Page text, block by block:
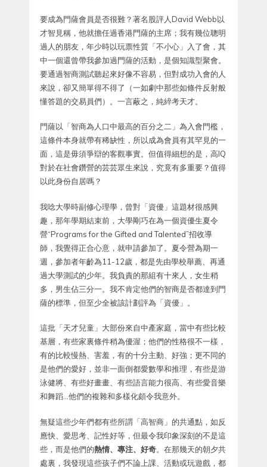
要成為門薩會員是否很難？著名股評人David Webb以
才智見稱，他就擔任過香港門薩的主席；我有幾位聰明
過人的朋友，年少時以玩票性質「不小心」入了會，其
中一個還曾帶我參加過門薩的活動，是個知識型聚會。
要通過智商測試聽起來好像不容易，但對成功入會的人
來說，卻又簡單得不得了（一如劇中那些如條件反射般
懂答題的交易員們）。一言蔽之，純綷考天才。
門薩以「智商為人口中最高的百分之二」為入會門檻，
這條件本身就帶有稀缺性，所以成為會員有其罕見的一
面，這是毋須爭辯的客觀事實。但值得細想的是，高IQ
對於在社會鑽營的芸芸眾生來說，究竟有多重要？值得
以此身份自居嗎？
我唸大學時副修心理學，曾對「資優」這題材很感興
趣，那年學期結束前，大學剛巧在為一個資優生夏令
營“Programs for the Gifted and Talented”招收導
師，我覺得正合心意，就申請參加了。夏令營為期一
週，參加者年齡為11-12歲，都是先由學校舉薦、再通
過大學測試的少年。我負責的那組有十來人，女生稍
多，男生佔三分一。我不肯定他們的智商是否都達到門
薩的標準，但至少全被該計劃評為「資優」。
這批「天才兒童」大部份來自中產家庭，當中有些比較
基層，有些家裏條件稍為優渥；他們的性格很不一樣，
有的比較慢熱、害羞，有的十分主動、好強；更不同的
是他們的愛好，並非一面倒都愛數學和推理，有些是游
泳健將、有些好畫畫、有些語言能力很高、有些愛音樂
和舞蹈…他們的複雜和多樣化頗令我意外。
無疑這些少年們都有些所謂「高智商」的共通點，如反
應快、愛思考、記性好等，但最令我印象深刻的不是這
些，而是他們的熱情、專注、好奇。在那幾天的朝夕共
處裏，我發現這些孩子們不論上課、活動或玩遊戲，都